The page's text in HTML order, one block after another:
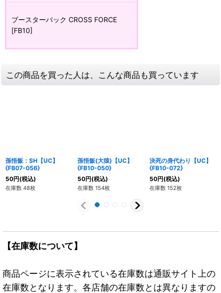
ブースターパック CROSS FORCE
[FB10]
この商品を買った人は、こんな商品も買っています
孫悟飯：SH【UC】
{FB07-056}
50円(税込)
在庫数 48枚
孫悟飯(大猿)【UC】
{FB10-050}
50円(税込)
在庫数 154枚
決死の身代わり【UC】
{FB10-072}
50円(税込)
在庫数 152枚
【在庫数について】
商品ページに表示されている在庫数は通販サイト上の
在庫数となります。各店舗の在庫数とは異なりますの